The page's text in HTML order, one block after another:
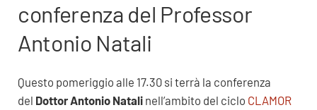
conferenza del Professor
Antonio Natali
Questo pomeriggio alle 17.30 si terrà la conferenza
del Dottor Antonio Natali nell’ambito del ciclo CLAMOR